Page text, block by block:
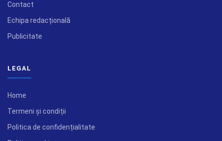
Contact
Echipa redacțională
Publicitate
LEGAL
Home
Termeni și condiții
Politica de confidențialitate